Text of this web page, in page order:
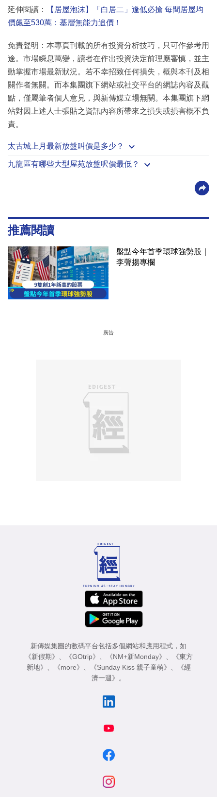
延伸閱讀：
【居屋泡沫】「白居二」逢低必搶 每間居屋均
價飆至530萬：基層無能力追價！
免責聲明：本專頁刊載的所有投資分析技巧，只可作參考用
途。市場瞬息萬變，讀者在作出投資決定前理應審慎，並主
動掌握市場最新狀況。若不幸招致任何損失，概與本刊及相
關作者無關。而本集團旗下網站或社交平台的網誌內容及觀
點，僅屬筆者個人意見，與新傳媒立場無關。本集團旗下網
站對因上述人士張貼之資訊內容所帶來之損失或損害概不負
責。
太古城上月最新放盤叫價是多少？
九龍區有哪些大型屋苑放盤呎價最低？
推薦閱讀
盤點今年首季環球強勢股｜
李聲揚專欄
廣告
新傳媒集團的數碼平台包括多個網站和應用程式，如
《新假期》
《GOtrip》 《NM+新Monday》
《東方
新地》
《more》 《Sunday Kiss 親子童萌》
《經
濟一週》
。